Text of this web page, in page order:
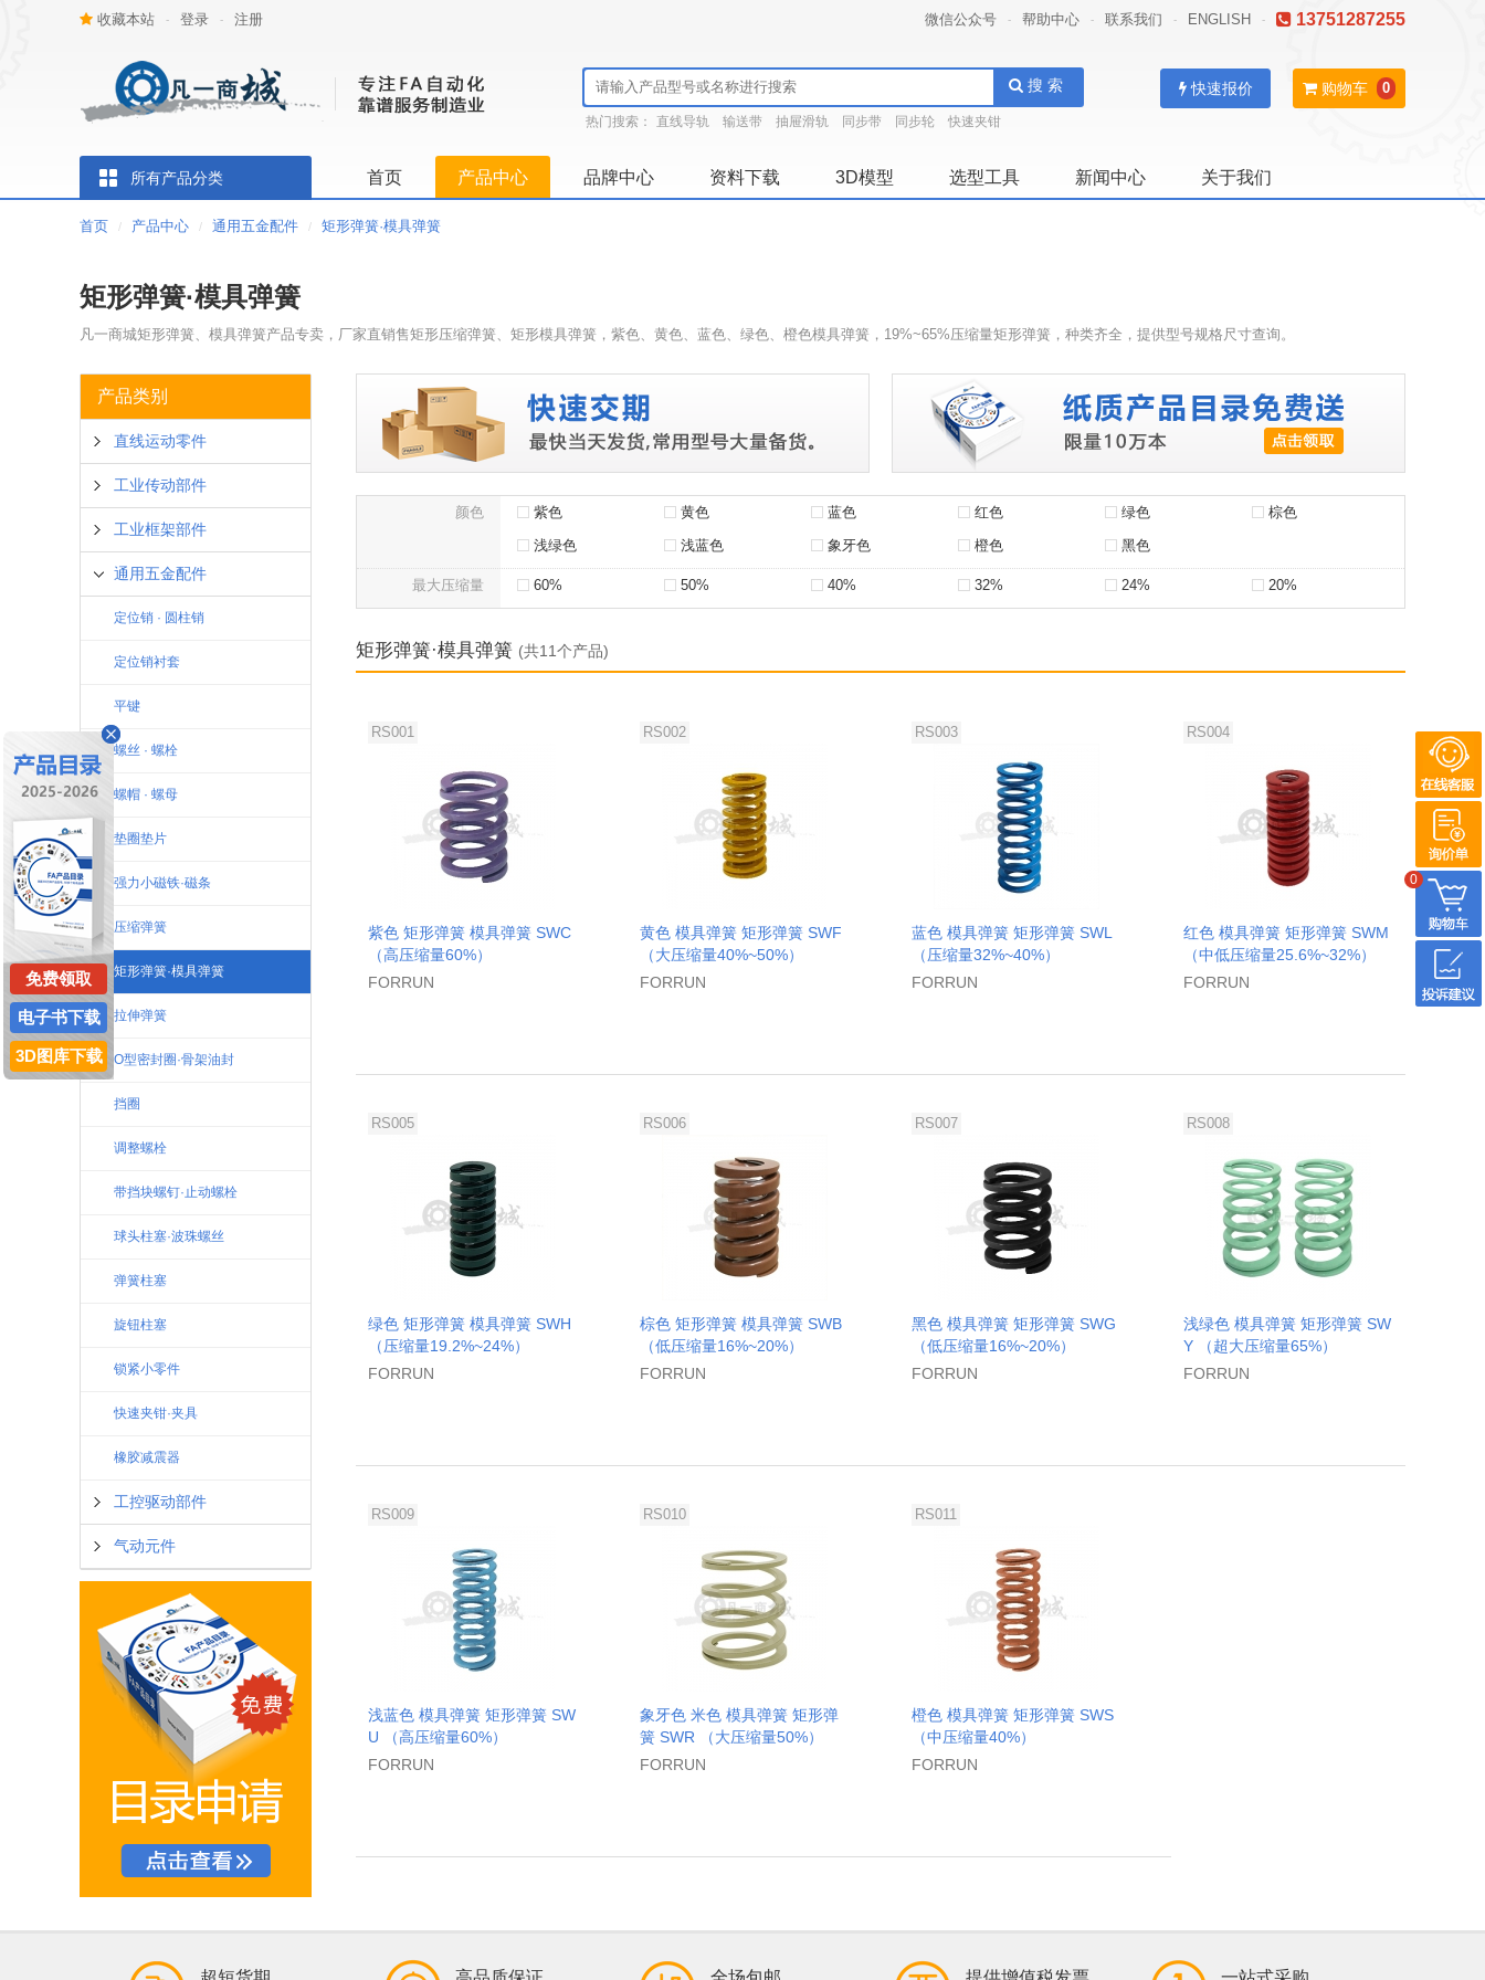
收藏本站 - 登录 - 注册 微信公众号 - 帮助中心 - 联系我们 - ENGLISH - 13751287255
搜 索
热门搜索： 直线导轨 输送带 抽屉滑轨 同步带 同步轮 快速夹钳
购物车 0
快速报价
所有产品分类 首页 产品中心 品牌中心 资料下载 3D模型 选型工具 新闻中心 关于我们
首页 / 产品中心 / 通用五金配件 / 矩形弹簧·模具弹簧
矩形弹簧·模具弹簧
凡一商城矩形弹簧、模具弹簧产品专卖，厂家直销售矩形压缩弹簧、矩形模具弹簧，紫色、黄色、蓝色、绿色、橙色模具弹簧，19%~65%压缩量矩形弹簧，种类齐全，提供型号规格尺寸查询。
产品类别
直线运动零件
工业传动部件
工业框架部件
通用五金配件
定位销 · 圆柱销
定位销衬套
平键
螺丝 · 螺栓
螺帽 · 螺母
垫圈垫片
强力小磁铁·磁条
压缩弹簧
矩形弹簧·模具弹簧
拉伸弹簧
O型密封圈·骨架油封
挡圈
调整螺栓
带挡块螺钉·止动螺栓
球头柱塞·波珠螺丝
弹簧柱塞
旋钮柱塞
锁紧小零件
快速夹钳·夹具
橡胶减震器
工控驱动部件
气动元件
颜色 紫色 黄色 蓝色 红色 绿色
棕色
浅绿色
浅蓝色 象牙色 橙色 黑色
最大压缩量 60% 50% 40% 32% 24% 20%
矩形弹簧·模具弹簧 (共11个产品)
RS001
紫色 矩形弹簧 模具弹簧 SWC
（高压缩量60%）
FORRUN
RS002
黄色 模具弹簧 矩形弹簧 SWF
（大压缩量40%~50%）
FORRUN
RS003
蓝色 模具弹簧 矩形弹簧 SWL
（压缩量32%~40%）
FORRUN
RS004
红色 模具弹簧 矩形弹簧 SWM
（中低压缩量25.6%~32%）
FORRUN
RS005
绿色 矩形弹簧 模具弹簧 SWH
（压缩量19.2%~24%）
FORRUN
RS006
棕色 矩形弹簧 模具弹簧 SWB
（低压缩量16%~20%）
FORRUN
RS007
黑色 模具弹簧 矩形弹簧 SWG
（低压缩量16%~20%）
FORRUN
RS008
浅绿色 模具弹簧 矩形弹簧 SW
Y （超大压缩量65%）
FORRUN
RS009
浅蓝色 模具弹簧 矩形弹簧 SW
U （高压缩量60%）
FORRUN
RS010
象牙色 米色 模具弹簧 矩形弹
簧 SWR （大压缩量50%）
FORRUN
RS011
橙色 模具弹簧 矩形弹簧 SWS
（中压缩量40%）
FORRUN
0
免费领取
电子书下载
3D图库下载